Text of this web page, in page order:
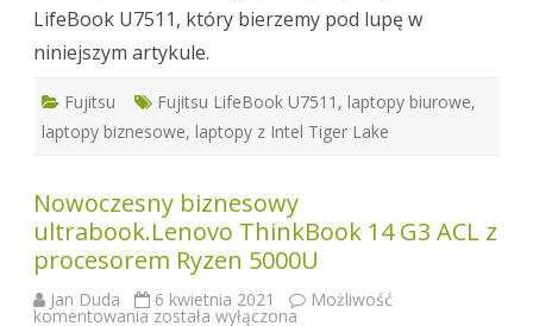
LifeBook U7511, który bierzemy pod lupę w
niniejszym artykule.
Fujitsu Fujitsu LifeBook U7511 , laptopy biurowe,
laptopy biznesowe, laptopy z Intel Tiger Lake
Nowoczesny biznesowy
ultrabook.Lenovo ThinkBook 14 G3 ACL z
procesorem Ryzen 5000U
Jan Duda 6 kwietnia 2021 Możliwość
komentowania Nowoczesny
została wyłączona